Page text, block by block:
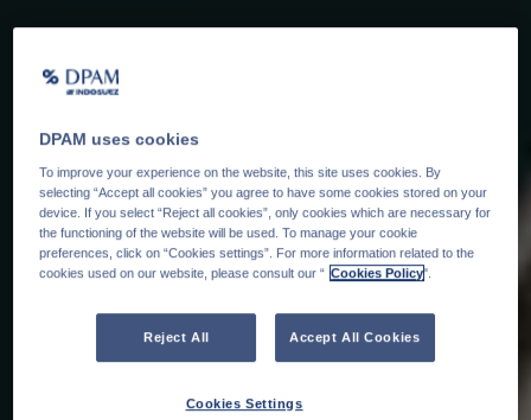
DPAM uses cookies
To improve your experience on the website, this site uses cookies. By
selecting “Accept all cookies” you agree to have some cookies stored on your
device. If you select “Reject all cookies”, only cookies which are necessary for
the functioning of the website will be used. To manage your cookie
preferences, click on “Cookies settings”. For more information related to the
cookies used on our website, please consult our “ Cookies Policy".
Reject All Accept All Cookies
Cookies Settings